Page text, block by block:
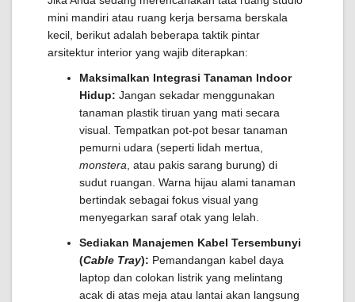
mini mandiri atau ruang kerja bersama berskala
kecil, berikut adalah beberapa taktik pintar
arsitektur interior yang wajib diterapkan:
Maksimalkan Integrasi Tanaman Indoor
Hidup: Jangan sekadar menggunakan
tanaman plastik tiruan yang mati secara
visual. Tempatkan pot-pot besar tanaman
pemurni udara (seperti lidah mertua,
monstera , atau pakis sarang burung) di
sudut ruangan. Warna hijau alami tanaman
bertindak sebagai fokus visual yang
menyegarkan saraf otak yang lelah.
Sediakan Manajemen Kabel Tersembunyi
(Cable Tray): Pemandangan kabel daya
laptop dan colokan listrik yang melintang
acak di atas meja atau lantai akan langsung